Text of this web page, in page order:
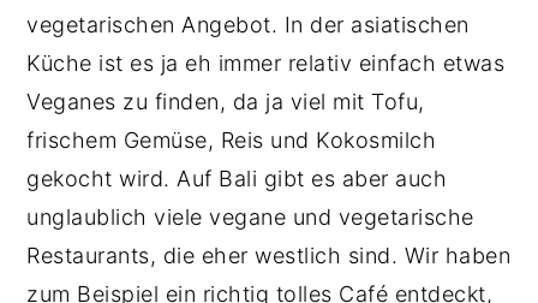
vegetarischen Angebot. In der asiatischen
Küche ist es ja eh immer relativ einfach etwas
Veganes zu finden, da ja viel mit Tofu,
frischem Gemüse, Reis und Kokosmilch
gekocht wird. Auf Bali gibt es aber auch
unglaublich viele vegane und vegetarische
Restaurants, die eher westlich sind. Wir haben
zum Beispiel ein richtig tolles Café entdeckt,